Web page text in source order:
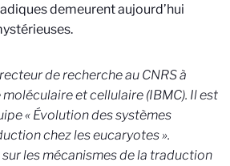
demeurent aujourd’hui
de recherche au CNRS à
et cellulaire (IBMC). Il est
« Évolution des systèmes
chez les eucaryotes ».
les mécanismes de la traduction